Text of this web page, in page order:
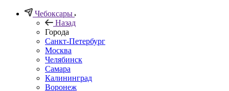
Чебоксары
Назад
Города
Санкт-Петербург
Москва
Челябинск
Самара
Калининград
Воронеж